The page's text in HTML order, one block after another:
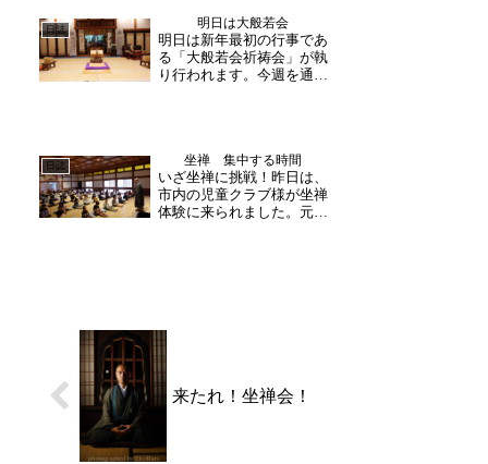
夕方には花が閉じてしまい
ますので、午前中にお越し
いただけますと真っ白な
お...
日誌 明日は大般若会
明日は新年最初の行事であ
る「大般若会祈祷会」が執
り行われます。今週を通し
所準備を進めていきます。
お寺に古くから伝わる「般
若経」を檀信徒様方が転
読...
日誌 坐禅 集中する時間
いざ坐禅に挑戦！昨日は、
市内の児童クラブ様が坐禅
体験に来られました。元気
ないため、和尚さんが子
来たれ！坐禅会！